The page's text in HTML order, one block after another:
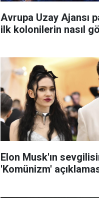
Avrupa Uzay Ajansı
ilk kolonilerin nasıl
Elon Musk'ın
'Komünizm'